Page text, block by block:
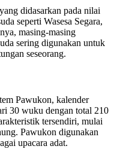
didasarkan pada nilai
seperti Wasesa Segara,
masing-masing
sering digunakan untuk
seseorang.
Pawukon, kalender
30 wuku dengan total 210
tersendiri, mulai
Pawukon digunakan
upacara adat.